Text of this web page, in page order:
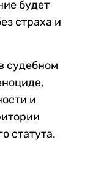
будет
страха и
судебном
и
статута.